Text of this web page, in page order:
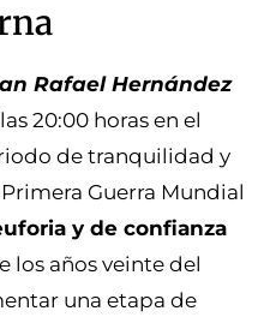
Rafael Hernández
20:00 horas en el
de tranquilidad y
Guerra Mundial
y de confianza
los años veinte del
una etapa de